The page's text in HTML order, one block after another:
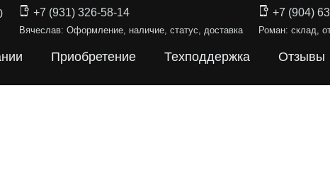
+7 (931) 326-58-14
Вячеслав: Оформление, наличие, статус, доставка
+7 (904)
Роман: склад,
Приобретение Техподдержка Отзывы